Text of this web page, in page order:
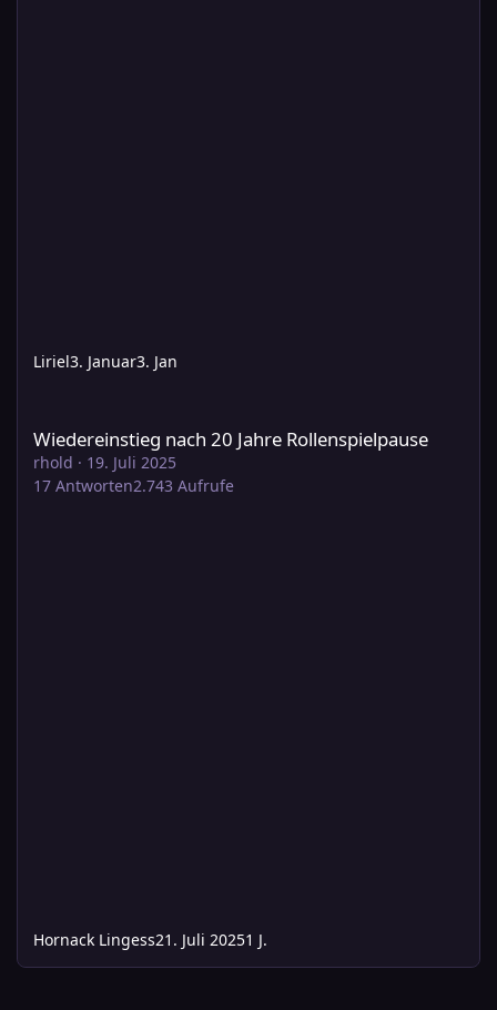
Liriel3. Januar3. Jan
Wiedereinstieg nach 20 Jahre Rollenspielpause
rhold · 19. Juli 2025
17 Antworten2.743 Aufrufe
Hornack Lingess21. Juli 20251 J.